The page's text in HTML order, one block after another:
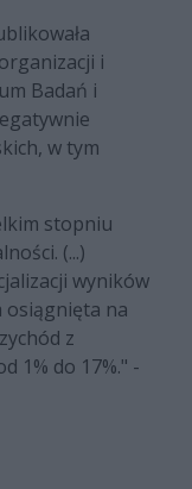
i
Badań i
w tym
stopniu
(...)
wyników
osiągnięta na
z
1% do 17%." -